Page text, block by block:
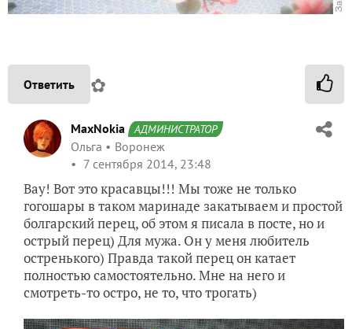
Ответить ✿
MaxNokia АДМИНИСТРАТОР
Ольга
Воронеж
7 сентября 2014, 23:48
Вау! Вот это красавцы!!! Мы тоже не только
гогошары в таком маринаде закатываем и простой
болгарский перец, об этом я писала в посте, но и
острый перец) Для мужа. Он у меня любитель
остренького) Правда такой перец он катает
полностью самостоятельно. Мне на него и
смотреть-то остро, не то, что трогать)